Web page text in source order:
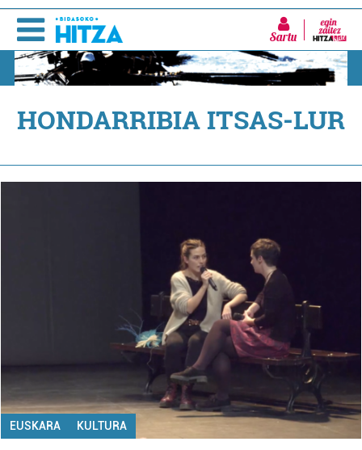
Sartu
HONDARRIBIA ITSAS-LUR
EUSKARA KULTURA